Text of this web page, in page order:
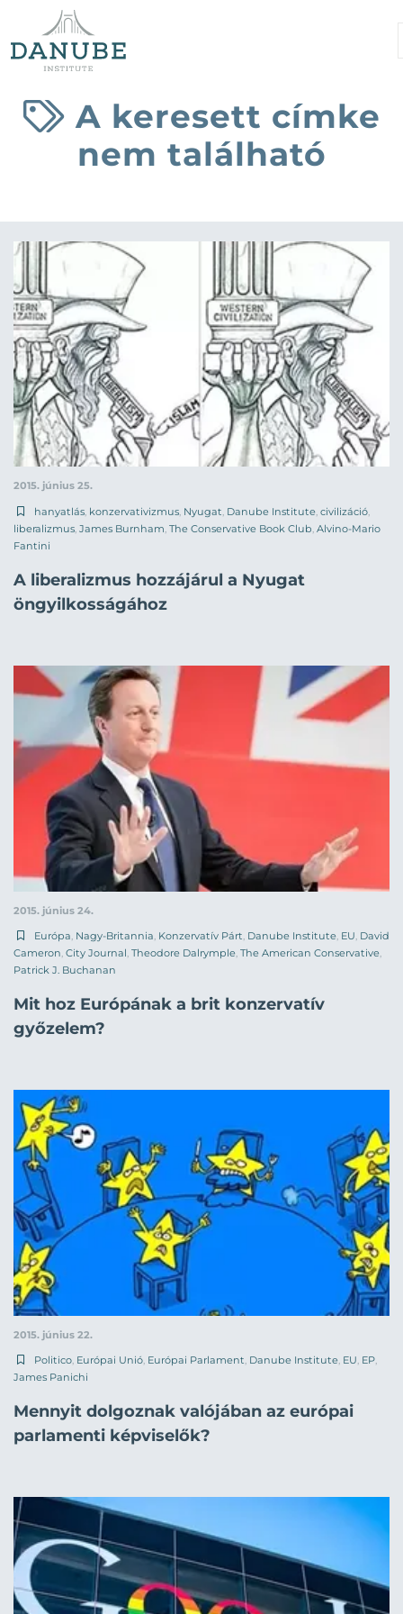
A keresett címke
nem található
2015. június 25.
hanyatlás konzervativizmus Nyugat Danube Institute civilizáció
liberalizmus James Burnham The Conservative Book Club Alvino-Mario
Fantini
A liberalizmus hozzájárul a Nyugat
öngyilkosságához
2015. június 24.
Európa Nagy-Britannia Konzervatív Párt Danube Institute EU David
Cameron City Journal Theodore Dalrymple The American Conservative
Patrick J. Buchanan
Mit hoz Európának a brit konzervatív
győzelem?
2015. június 22.
Politico, Európai Unió, Európai Parlament, Danube Institute, EU, EP,
James Panichi
Mennyit dolgoznak valójában az európai
parlamenti képviselők?